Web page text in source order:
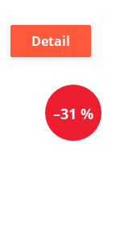
Detail
–31 %